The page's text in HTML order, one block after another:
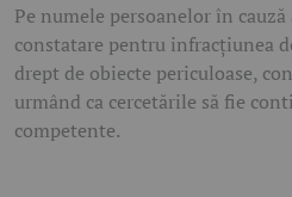
Pe numele persoanelor în
constatare pentru infracțiunea
drept de obiecte periculoase,
urmând ca cercetările să fie
competente.